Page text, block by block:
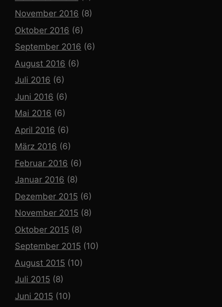
November 2016 (8)
Oktober 2016 (6)
September 2016 (6)
August 2016 (6)
Juli 2016 (6)
Juni 2016 (6)
Mai 2016 (6)
April 2016 (6)
März 2016 (6)
Februar 2016 (6)
Januar 2016 (8)
Dezember 2015 (6)
November 2015 (8)
Oktober 2015 (8)
September 2015 (10)
August 2015 (10)
Juli 2015 (8)
Juni 2015 (10)